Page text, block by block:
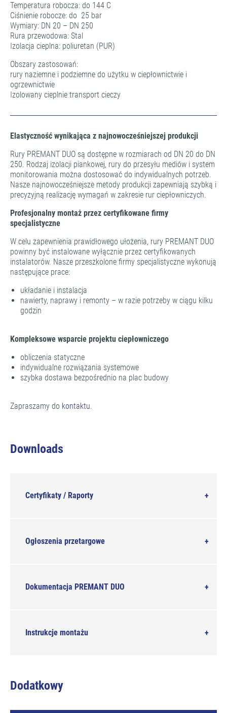
Temperatura robocza: do 144 C
Ciśnienie robocze: do 25 bar
Wymiary: DN 20 – DN 250
Rura przewodowa: Stal
Izolacja cieplna: poliuretan (PUR)
Obszary zastosowań:
rury naziemne i podziemne do użytku w ciepłownictwie i
ogrzewnictwie
Izolowany cieplnie transport cieczy
Elastyczność wynikająca z najnowocześniejszej produkcji
Rury PREMANT DUO są dostępne w rozmiarach od DN 20 do DN
250. Rodzaj izolacji piankowej, rury do przesyłu mediów i system
monitorowania można dostosować do indywidualnych potrzeb.
Nasze najnowocześniejsze metody produkcji zapewniają szybką i
precyzyjną realizację wymagań w zakresie rur ciepłowniczych.
Profesjonalny montaż przez certyfikowane firmy
specjalistyczne
W celu zapewnienia prawidłowego ułożenia, rury PREMANT DUO
powinny być instalowane wyłącznie przez certyfikowanych
instalatorów. Nasze przeszkolone firmy specjalistyczne wykonują
następujące prace:
układanie i instalacja
nawierty, naprawy i remonty – w razie potrzeby w ciągu kilku
godzin
Kompleksowe wsparcie projektu ciepłowniczego
obliczenia statyczne
indywidualne rozwiązania systemowe
szybka dostawa bezpośrednio na plac budowy
Zapraszamy do kontaktu.
Downloads
Certyfikaty / Raporty
Ogłoszenia przetargowe
Dokumentacja PREMANT DUO
Instrukcje montażu
Dodatkowy